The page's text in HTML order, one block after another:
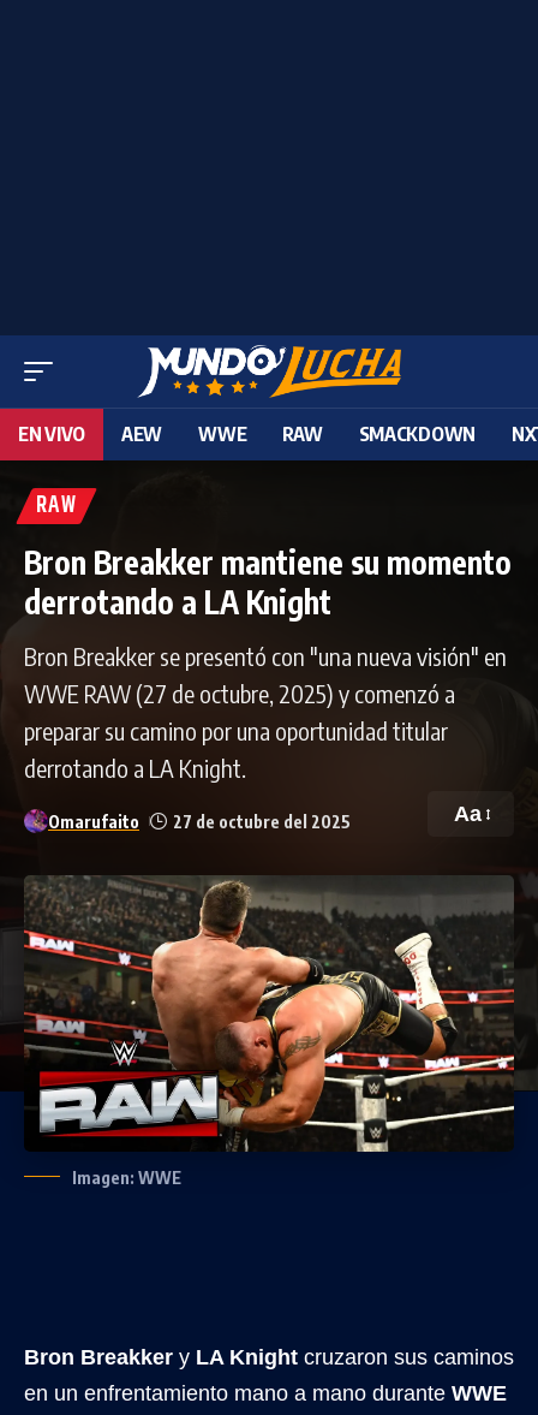
EN VIVO AEW WWE RAW SMACKDOWN
RAW
Bron Breakker mantiene su momento
derrotando a LA Knight
Bron Breakker se presentó con "una nueva visión" en
WWE RAW (27 de octubre, 2025) y comenzó a
preparar su camino por una oportunidad titular
derrotando a LA Knight.
Omarufaito 27 de octubre del 2025 Aa
Imagen: WWE
Bron Breakker y LA Knight cruzaron sus caminos
en un enfrentamiento mano a mano durante WWE